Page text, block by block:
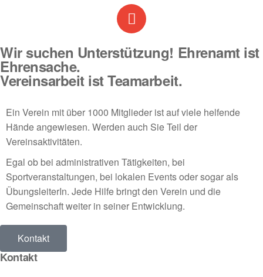
Wir suchen Unterstützung! Ehrenamt ist
Ehrensache.
Vereinsarbeit ist Teamarbeit.
Ein Verein mit über 1000 Mitglieder ist auf viele helfende
Hände angewiesen. Werden auch Sie Teil der
Vereinsaktivitäten.
Egal ob bei administrativen Tätigkeiten, bei
Sportveranstaltungen, bei lokalen Events oder sogar als
ÜbungsleiterIn. Jede Hilfe bringt den Verein und die
Gemeinschaft weiter in seiner Entwicklung.
Kontakt
Kontakt